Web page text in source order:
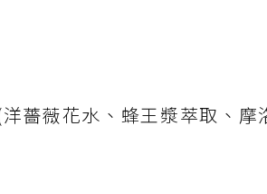
薔薇花水、蜂王漿萃取、摩